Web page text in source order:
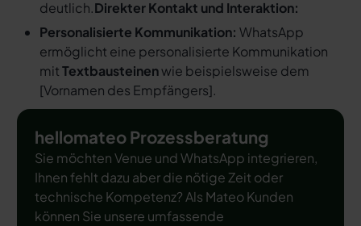
deutlich.Direkter Kontakt und Interaktion:
Personalisierte Kommunikation: WhatsApp
ermöglicht eine personalisierte Kommunikation
mitTextbausteinenwie beispielsweise dem
[Vornamen des Empfängers].
hellomateo Prozessberatung
Sie möchten Venue und WhatsApp integrieren,
Ihnen fehlt dazu aber die nötige Zeit oder
technische Kompetenz? Als Mateo Kunden
können Sie unsere umfassende